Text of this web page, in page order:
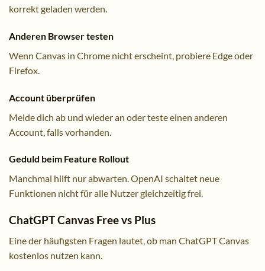
korrekt geladen werden.
Anderen Browser testen
Wenn Canvas in Chrome nicht erscheint, probiere Edge oder
Firefox.
Account überprüfen
Melde dich ab und wieder an oder teste einen anderen
Account, falls vorhanden.
Geduld beim Feature Rollout
Manchmal hilft nur abwarten. OpenAI schaltet neue
Funktionen nicht für alle Nutzer gleichzeitig frei.
ChatGPT Canvas Free vs Plus
Eine der häufigsten Fragen lautet, ob man ChatGPT Canvas
kostenlos nutzen kann.